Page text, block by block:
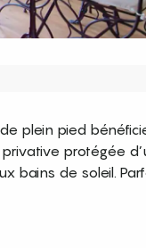
plein pied
protégée
bains de soleil.